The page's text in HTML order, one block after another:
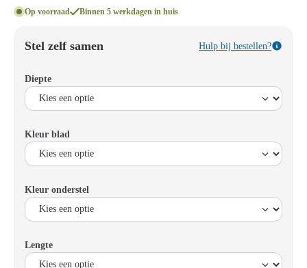
Op voorraad Binnen 5 werkdagen in huis
Stel zelf samen Hulp bij bestellen?
Diepte
Kleur blad
Kleur onderstel
Lengte